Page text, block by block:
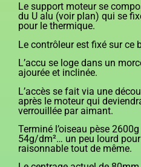
Le support moteur se
du U alu (voir plan) qui se
pour le thermique.
Le contrôleur est fixé sur ce
L’accu se loge dans un
ajourée et inclinée.
L’accès se fait via une
après le moteur qui
verrouillée par aimant.
Terminé l’oiseau pèse
54g/dm²… un peu lourd
raisonnable tout de même.